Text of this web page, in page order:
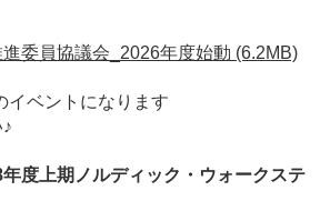
委員協議会_2026年度始動 (6.2MB)
イベントになります
年度上期ノルディック・ウォークステ